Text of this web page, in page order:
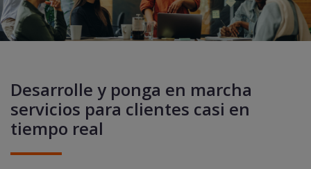
Desarrolle y ponga en marcha
servicios para clientes casi en
tiempo real